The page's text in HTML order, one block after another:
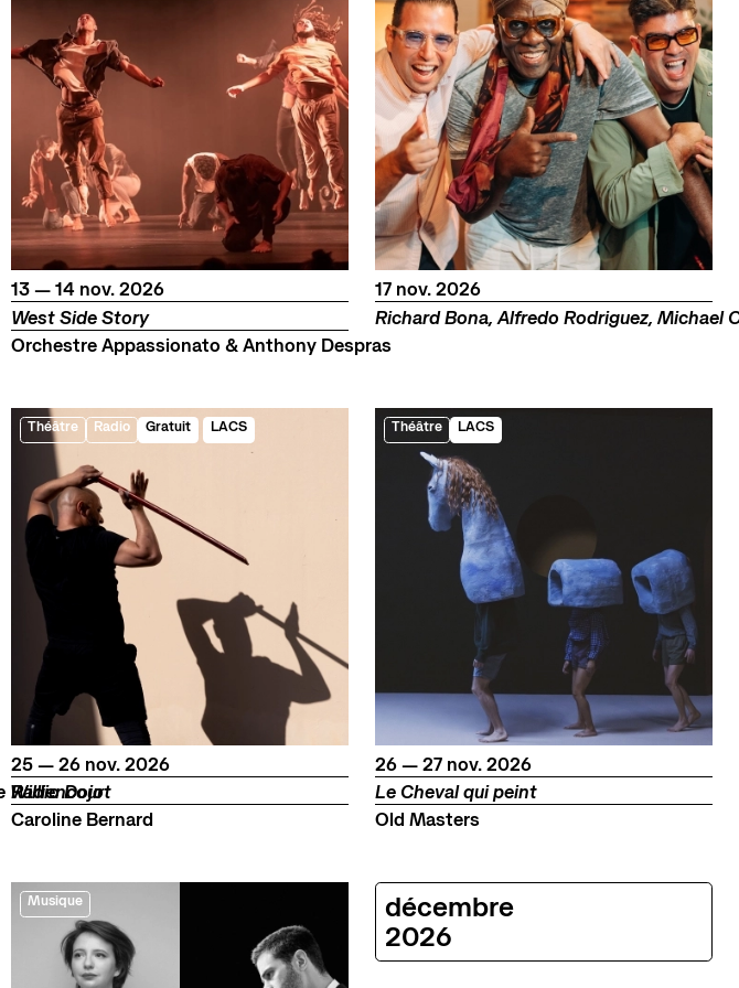
du
13 —au
14 novembre
nov. 2026
West Side Story
Orchestre Appassionato & Anthony Despras
17 novembre
nov. 2026
Richard Bona, Alfredo Rodriguez, Michael
Williencourt
Théâtre Radio Gratuit LACS
du
25 —au
26 novembre
nov. 2026
Radio Dojo
Caroline Bernard
Théâtre LACS
du
26 — au
27 novembre
nov. 2026
Le Cheval qui peint
Old Masters
Musique
décembre
2026